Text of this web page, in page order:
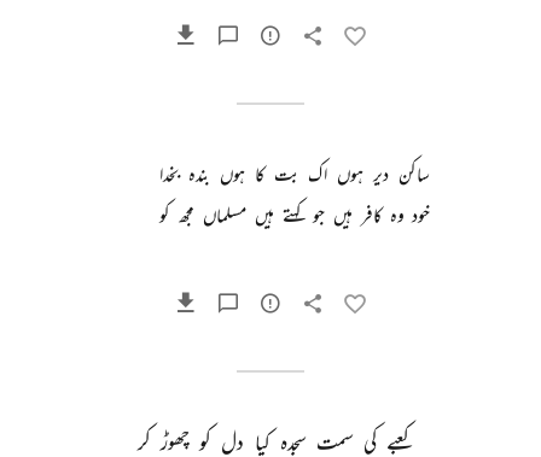
ساکن دیر ہوں اک بت کا ہوں بندہ بخدا
خود وہ کافر ہیں جو کہتے ہیں مسلماں مجھ کو
کعبے کی سمت سجدہ کیا دل کو چھوڑ کر